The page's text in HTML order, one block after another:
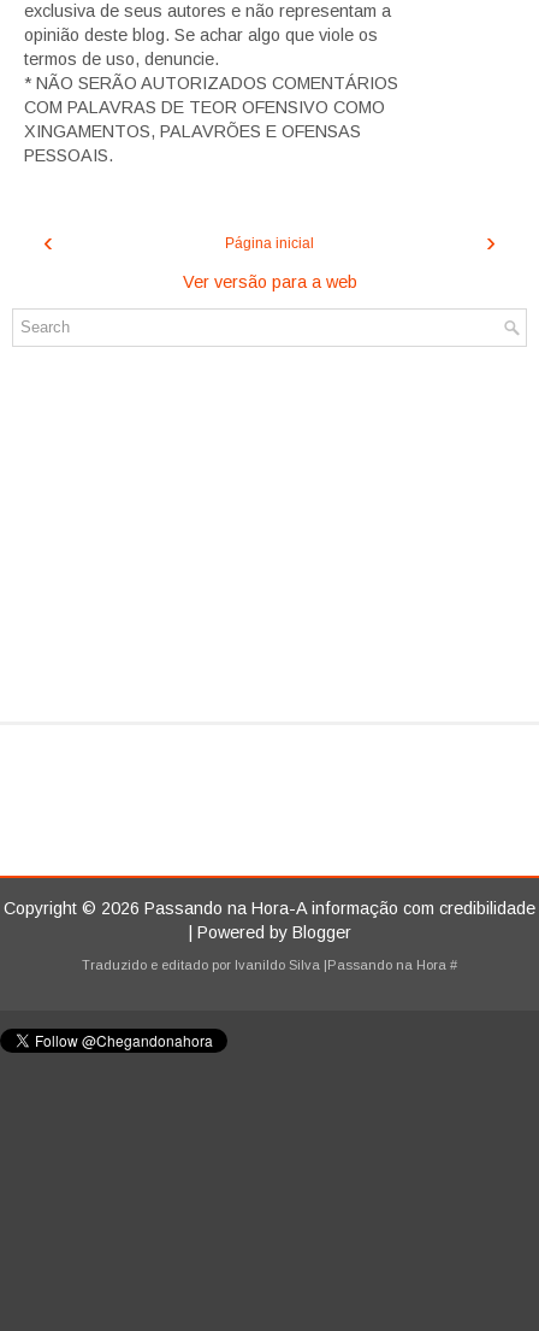
exclusiva de seus autores e não representam a
opinião deste blog. Se achar algo que viole os
termos de uso, denuncie.
* NÃO SERÃO AUTORIZADOS COMENTÁRIOS
COM PALAVRAS DE TEOR OFENSIVO COMO
XINGAMENTOS, PALAVRÕES E OFENSAS
PESSOAIS.
‹ ›
Página inicial
Ver versão para a web
Copyright © 2026 Passando na Hora-A informação com credibilidade
| Powered by Blogger
Traduzido e editado por Ivanildo Silva |Passando na Hora #